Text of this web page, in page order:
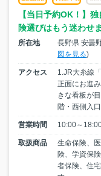
【当日予約OK！】
険選びはもう迷わせ
所在地 長野県 安曇
図を見る)
アクセス
1.JR大糸線
正面にお進
きな看板が
階・西側入
営業時間 10:00～
取扱商品
生命保険、
険、学資保
者保険、住